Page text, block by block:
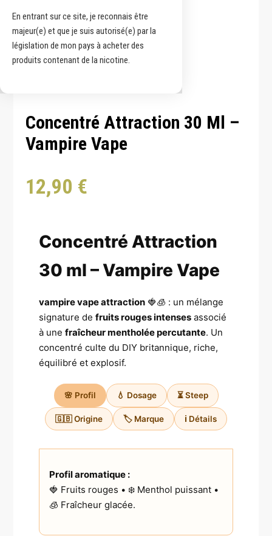
En entrant sur ce site, je reconnais être
majeur(e) et que je suis autorisé(e) par la
législation de mon pays à acheter des
produits contenant de la nicotine.
Concentré Attraction 30 Ml –
Vampire Vape
12,90 €
Concentré Attraction
30 ml – Vampire Vape
vampire vape attraction 🍓🧊 : un mélange
signature defruits rouges intenses associé
à unefraîcheur mentholée percutante. Un
concentré culte du DIY britannique, riche,
équilibré et explosif.
🌸 Profil 💧 Dosage ⏳ Steep
🇬🇧 Origine 🏷️ Marque ℹ️ Détails
Profil aromatique :
🍓 Fruits rouges • ❄️ Menthol puissant •
🧊 Fraîcheur glacée.